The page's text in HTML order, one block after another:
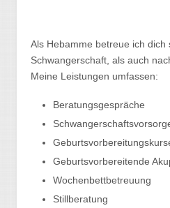
Als Hebamme betreue ich dich
Schwangerschaft, als auch
Meine Leistungen umfassen:
Beratungsgespräche
Geburtsvorbereitende
Wochenbettbetreuung
Stillberatung